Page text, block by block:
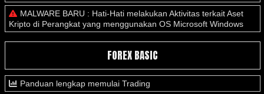
MALWARE BARU : Hati-Hati melakukan Aktivitas terkait Aset
Kripto di Perangkat yang menggunakan OS Microsoft Windows
FOREX BASIC
Panduan lengkap memulai Trading